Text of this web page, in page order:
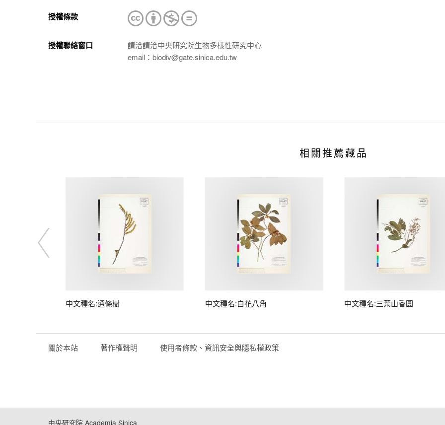
授權條款
授權聯絡窗口
請洽請洽中央研究院生物多樣性研究中心
email：biodiv@gate.sinica.edu.tw
相關推薦藏品
中文種名:通條樹 中文種名:白花八角 中文種名:三葉山香圓
關於本站 著作權聲明 使用者條款、資訊安全與隱私權政策
中央研究院 Academia Sinica